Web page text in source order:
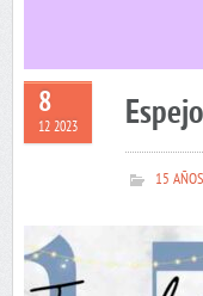
8
12 2023
15 AÑOS